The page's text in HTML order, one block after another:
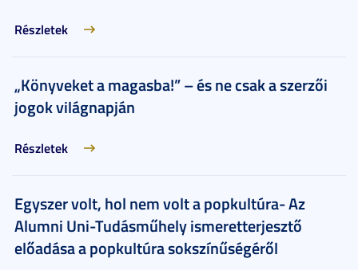
Részletek
„Könyveket a magasba!” – és ne csak a szerzői
jogok világnapján
Részletek
Egyszer volt, hol nem volt a popkultúra- Az
Alumni Uni-Tudásműhely ismeretterjesztő
előadása a popkultúra sokszínűségéről